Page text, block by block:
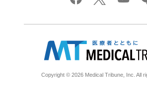
Copyright © 2026 Medical Tribune, Inc. All